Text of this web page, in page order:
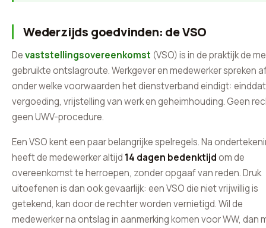
Wederzijds goedvinden: de VSO
Devaststellingsovereenkomst (VSO) is in de praktijk de
gebruikte ontslagroute. Werkgever en medewerker spreken
onder welke voorwaarden het dienstverband eindigt:
vergoeding, vrijstelling van werk en geheimhouding. Geen
geen UWV-procedure.
Een VSO kent een paar belangrijke spelregels. Na
heeft de medewerker altijd 14 dagen bedenktijdom de
overeenkomst te herroepen, zonder opgaaf van reden. Druk
uitoefenen is dan ook gevaarlijk: een VSO die niet vrijwillig is
getekend, kan door de rechter worden vernietigd. Wil de
medewerker na ontslag in aanmerking komen voor WW, dan